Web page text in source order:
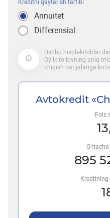
Kreditni qaytarish tartibi
Annuitet
Differensial
Ushbu hisob-kitoblar
Oylik to‘lovning aniq
chiqish natijalariga
Avtokredit
Foiz
895